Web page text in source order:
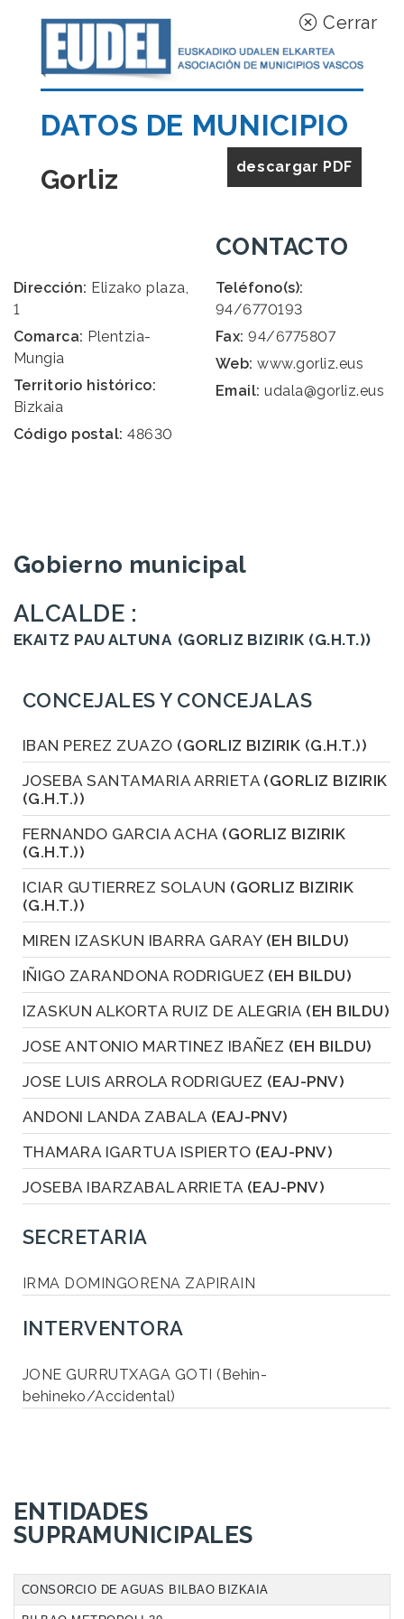
Cerrar
DATOS DE MUNICIPIO
descargar PDF
Gorliz
Dirección: Elizako plaza,
1
Comarca: Plentzia-
Mungia
Territorio histórico:
Bizkaia
Código postal: 48630
CONTACTO
Teléfono(s):
94/6770193
Fax: 94/6775807
Web: www.gorliz.eus
Email: udala@gorliz.eus
Gobierno municipal
ALCALDE :
EKAITZ PAU ALTUNA (GORLIZ BIZIRIK (G.H.T.))
CONCEJALES Y CONCEJALAS
IBAN PEREZ ZUAZO (GORLIZ BIZIRIK (G.H.T.))
JOSEBA SANTAMARIA ARRIETA (GORLIZ BIZIRIK
(G.H.T.))
FERNANDO GARCIA ACHA (GORLIZ BIZIRIK
(G.H.T.))
ICIAR GUTIERREZ SOLAUN (GORLIZ BIZIRIK
(G.H.T.))
MIREN IZASKUN IBARRA GARAY (EH BILDU)
IÑIGO ZARANDONA RODRIGUEZ (EH BILDU)
IZASKUN ALKORTA RUIZ DE ALEGRIA (EH BILDU)
JOSE ANTONIO MARTINEZ IBAÑEZ (EH BILDU)
JOSE LUIS ARROLA RODRIGUEZ (EAJ-PNV)
ANDONI LANDA ZABALA (EAJ-PNV)
THAMARA IGARTUA ISPIERTO (EAJ-PNV)
JOSEBA IBARZABAL ARRIETA (EAJ-PNV)
SECRETARIA
IRMA DOMINGORENA ZAPIRAIN
INTERVENTORA
JONE GURRUTXAGA GOTI (Behin-
behineko/Accidental)
ENTIDADES
SUPRAMUNICIPALES
CONSORCIO DE AGUAS BILBAO BIZKAIA